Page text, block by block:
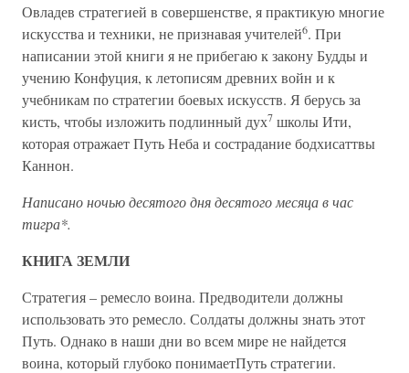
Овладев стратегией в совершенстве, я практикую многие
искусства и техники, не признавая учителей6. При
написании этой книги я не прибегаю к закону Будды и
учению Конфуция, к летописям древних войн и к
учебникам по стратегии боевых искусств. Я берусь за
кисть, чтобы изложить подлинный дух7 школы Ити,
которая отражает Путь Неба и сострадание бодхисаттвы
Каннон.
Написано ночью десятого дня десятого месяца в час
тигра*.
КНИГА ЗЕМЛИ
Стратегия – ремесло воина. Предводители должны
использовать это ремесло. Солдаты должны знать этот
Путь. Однако в наши дни во всем мире не найдется
воина, который глубоко понимаетПуть стратегии.